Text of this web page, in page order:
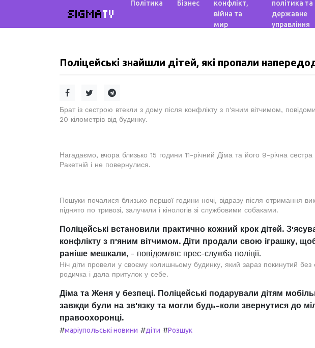
SIGMATV
Політика Бізнес
конфлікт,
війна та
мир
політика та
державне
управління
Поліцейські знайшли дітей, які пропали
Брат із сестрою втекли з дому після конфлікту з п'яним вітчимом,
20 кілометрів від будинку.
Нагадаємо, вчора близько 15 години 11-річний Діма та його 9-річна
Ракетній і не повернулися.
Пошуки почалися близько першої години ночі, відразу після отримання
піднято по тривозі, залучили і кінологів зі службовими собаками.
Поліцейські встановили практично кожний крок дітей.
конфлікту з п'яним вітчимом. Діти продали свою іграшку,
раніше мешкали, - повідомляє прес-служба поліції.
Ніч діти провели у своєму колишньому будинку, який зараз покинутий
родичка і дала притулок у себе.
Діма та Женя у безпеці. Поліцейські подарували дітям
завжди були на зв'язку та могли будь-коли звернутися до
правоохоронці.
#маріупольські новини #діти #Розшук